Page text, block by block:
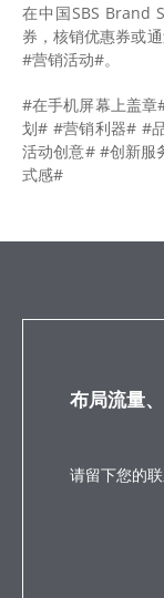
在中国SBS Brand
券，核销优惠券或
#营销活动#。
#在手机屏幕上盖
划# #营销利器# #
活动创意# #创新
式感#
布局流量
请留下您的